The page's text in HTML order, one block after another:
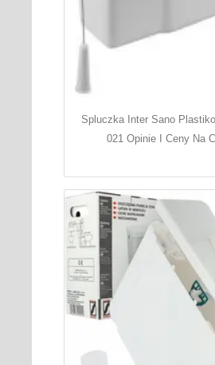
Spluczka Inter Sano
021 Opinie I Ceny Na